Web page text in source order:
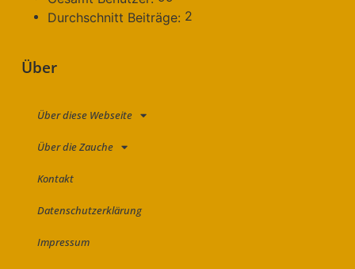
Durchschnitt Beiträge: 2
Über
Über diese Webseite
Über die Zauche
Kontakt
Datenschutzerklärung
Impressum